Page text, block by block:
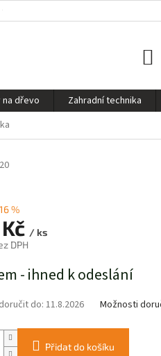
ON-LINE - STROJ VÁM SESTAVÍME A
dřevo Zahradní technika
%
/ ks
DPH
- ihned k odeslání
do: 11.8.2026 Možnosti
Přidat do košíku